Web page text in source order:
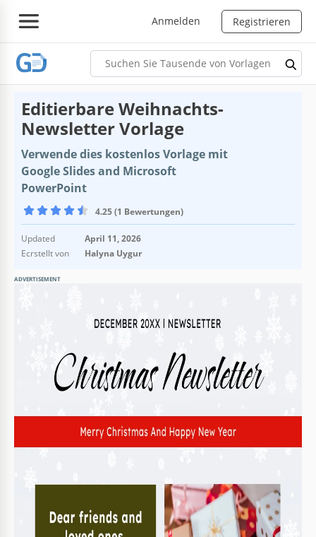
Anmelden Registrieren
Editierbare Weihnachts-
Newsletter Vorlage
Verwende dies kostenlos Vorlage mit
Google Slides and Microsoft
PowerPoint
4.25 (1 Bewertungen)
Updated
April 11, 2026
Ecrstellt von
Halyna Uygur
ADVERTISEMENT